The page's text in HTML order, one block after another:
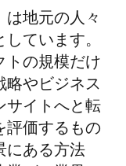
は地元の人々
ています。
トの規模だけ
略やビジネス
サイトへと転
評価するもの
にある方法